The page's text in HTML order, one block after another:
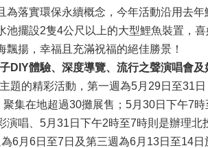
為落實環保永續概念，今年活動沿用去
池擺設2隻4公尺以上的大型鯉魚裝置，
揚，幸福且充滿祝福的絕佳勝景！
DIY體驗、深度導覽、流行之聲演唱會及
的精彩活動，第一週為5月29日至31
集在地超過30攤展售；5月30日下午7
演唱、5月31日下午2時至7時則是辦理
6月6日至7日及第三週為6月13日至14